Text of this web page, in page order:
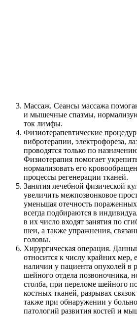
Массаж. Сеансы массажа
и мышечные спазмы,
ток лимфы.
Физиотерапевтические
вибротерапии, электрофореза,
проводятся только по
Физиотерапия помогает
нормализовать его
процессы регенерации тканей.
Занятия лечебной физической
увеличить межпозвонковое
уменьшая отечность
всегда подбираются в
в их число входят занятия по
шеи, а также упражнения,
головы.
Хирургическая операция.
относится к числу крайних мер,
наличии у пациента опухолей в
шейного отдела позвоночника,
столба, при переломе шейного
костных тканей, разрывах
также при обнаружении у
патологий развития костей и